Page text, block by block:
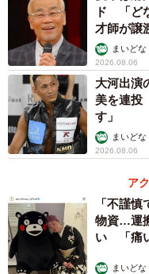
ド 「ど
才師が譲
まいどな
2026.08.06
大河出演
美を連投
す」
まいどな
2026.08.06
ア
「不謹
物資…運
い 「痛
まいどな